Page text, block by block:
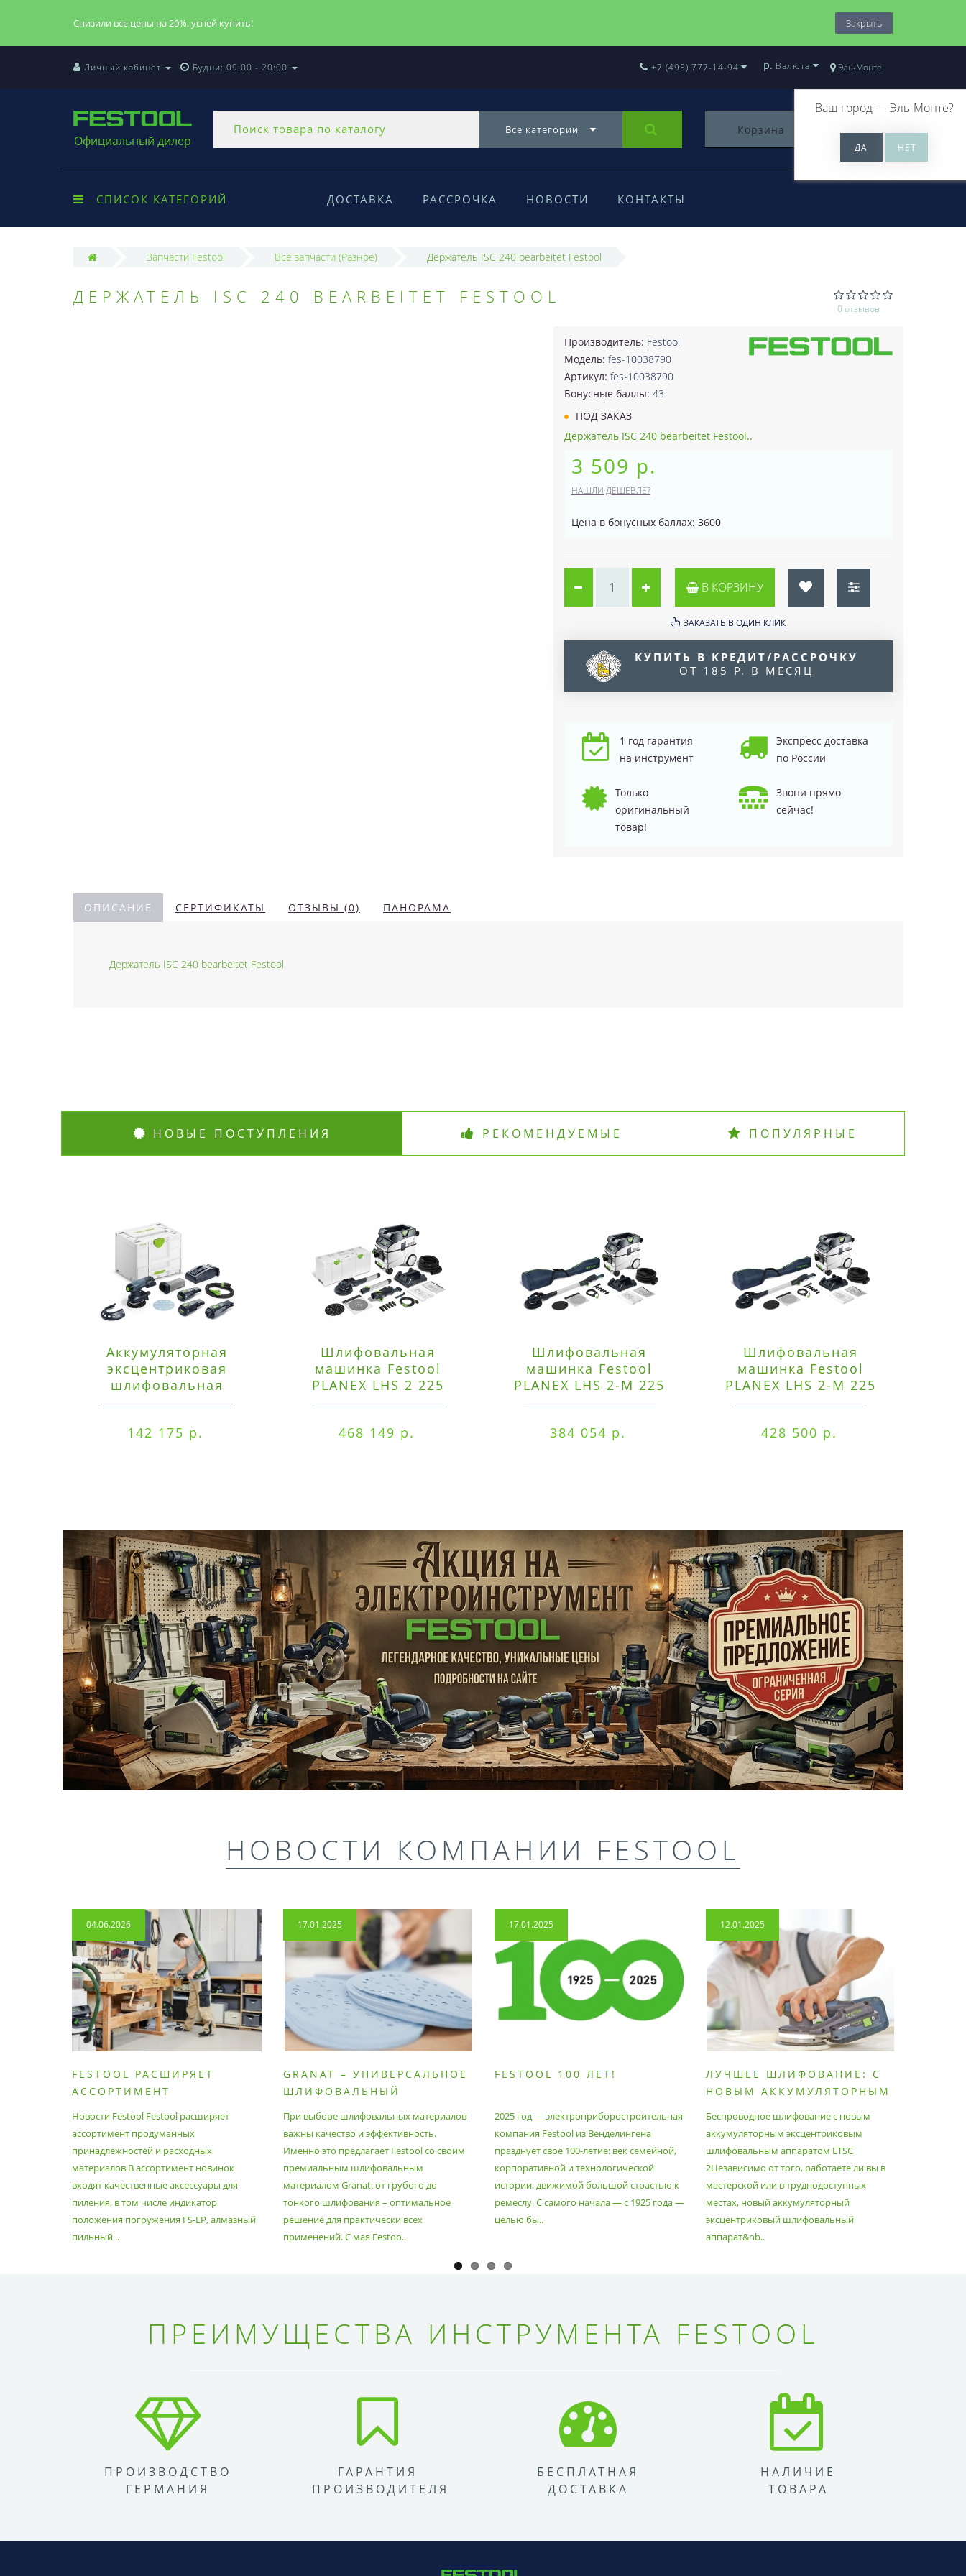
Снизили все цены на 20%, успей купить! Закрыть
Личный кабинет Будни: 09:00 - 20:00 Эль-Монте
Ваш город —Эль-Монте?
+7 (495) 777-14-94 р. Валюта
Официальный дилер
Все категории Корзина 0
СПИСОК КАТЕГОРИЙ ДОСТАВКА РАССРОЧКА НОВОСТИ КОНТАКТЫ
Запчасти Festool Все запчасти (Разное) Держатель ISC 240 bearbeitet Festool
ДЕРЖАТЕЛЬ ISC 240 BEARBEITET FESTOOL
0 отзывов
Производитель: Festool
Модель: fes-10038790
Артикул: fes-10038790
Бонусные баллы: 43
ПОД ЗАКАЗ
Держатель ISC 240 bearbeitet Festool..
3 509 р.
НАШЛИ ДЕШЕВЛЕ?
Цена в бонусных баллах: 3600
В КОРЗИНУ
ЗАКАЗАТЬ В ОДИН КЛИК
КУПИТЬ В КРЕДИТ/РАССРОЧКУ
ОТ 185 Р. В МЕСЯЦ
1 год гарантия
на инструмент
Экспресс доставка
по России
Только
оригинальный
товар!
Звони прямо
сейчас!
ОПИСАНИЕ СЕРТИФИКАТЫ ОТЗЫВЫ (0) ПАНОРАМА
Держатель ISC 240 bearbeitet Festool
НОВЫЕ ПОСТУПЛЕНИЯ РЕКОМЕНДУЕМЫЕ ПОПУЛЯРНЫЕ
Аккумуляторная
эксцентриковая
шлифовальная
142 175 р.
Шлифовальная
машинка Festool
PLANEX LHS 2 225
468 149 р.
Шлифовальная
машинка Festool
PLANEX LHS 2-M 225
384 054 р.
Шлифовальная
машинка Festool
PLANEX LHS 2-M 225
428 500 р.
НОВОСТИ КОМПАНИИ FESTOOL
04.06.2026
FESTOOL РАСШИРЯЕТ
АССОРТИМЕНТ
ПРИНАДЛЕЖНОСТЕЙ И
РАСХОДНЫХ МАТЕРИАЛОВ
Новости Festool Festool расширяет
ассортимент продуманных
принадлежностей и расходных
материалов В ассортимент новинок
входят качественные аксессуары для
пиления, в том числе индикатор
положения погружения FS-EP, алмазный
пильный ..
17.01.2025
GRANAT – УНИВЕРСАЛЬНОЕ
ШЛИФОВАЛЬНЫЙ
При выборе шлифовальных материалов
важны качество и эффективность.
Именно это предлагает Festool со своим
премиальным шлифовальным
материалом Granat: от грубого до
тонкого шлифования – оптимальное
решение для практически всех
применений. С мая Festoo..
17.01.2025
FESTOOL 100 ЛЕТ!
2025 год — электроприборостроительная
компания Festool из Венделингена
празднует своё 100-летие: век семейной,
корпоративной и технологической
истории, движимой большой страстью к
ремеслу. С самого начала — с 1925 года —
целью бы..
12.01.2025
ЛУЧШЕЕ ШЛИФОВАНИЕ: С
НОВЫМ АККУМУЛЯТОРНЫМ
АППАРАТОМ ETSC2
Беспроводное шлифование с новым
аккумуляторным эксцентриковым
шлифовальным аппаратом ETSC
2Независимо от того, работаете ли вы в
мастерской или в труднодоступных
местах, новый аккумуляторный
эксцентриковый шлифовальный
аппарат&nb..
ПРЕИМУЩЕСТВА ИНСТРУМЕНТА FESTOOL
ПРОИЗВОДСТВО
ГЕРМАНИЯ
ГАРАНТИЯ
ПРОИЗВОДИТЕЛЯ
БЕСПЛАТНАЯ
ДОСТАВКА
НАЛИЧИЕ
ТОВАРА